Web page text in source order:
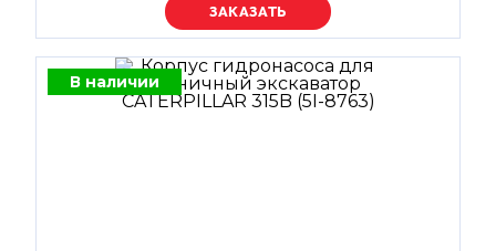
Уточняйте цену
В наличии